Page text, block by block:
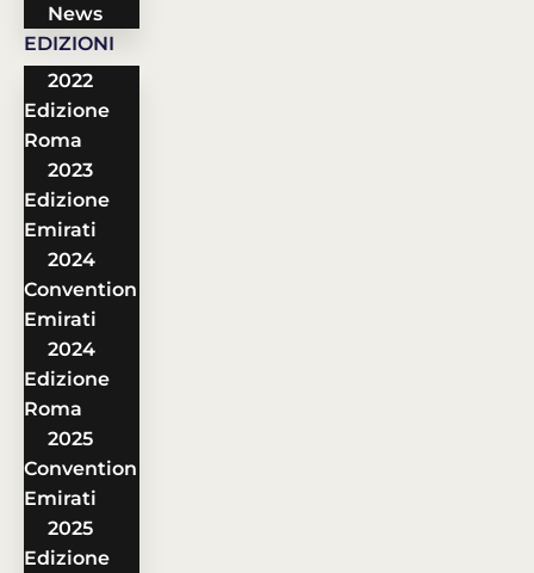
News
EDIZIONI
2022
Edizione
Roma
2023
Edizione
Emirati
2024
Convention
Emirati
2024
Edizione
Roma
2025
Convention
Emirati
2025
Edizione